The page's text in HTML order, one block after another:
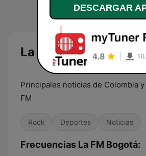
La FM Bogotá
Principales noticias de Colombia
FM
Rock Deportes Noticias
Frecuencias La FM Bogotá:
DESCARGAR